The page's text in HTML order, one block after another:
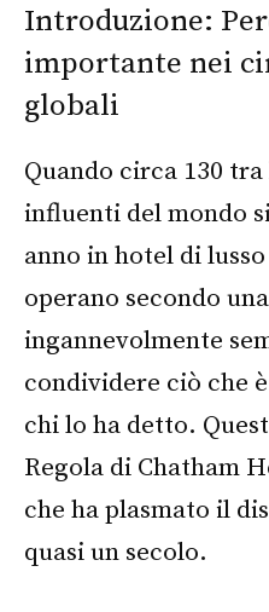
Introduzione:
importante nei
globali
Quando circa 130
influenti del mondo
anno in hotel di
operano secondo
ingannevolmente
condividere ciò che
chi lo ha detto.
Regola di Chatham
che ha plasmato il
quasi un secolo.